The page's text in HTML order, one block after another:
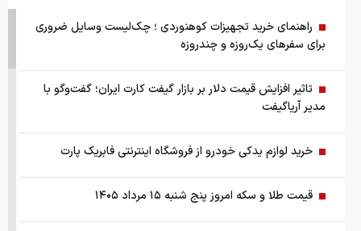
راهنمای خرید تجهیزات کوهنوردی ؛ چک‌لیست وسایل ضروری
برای سفرهای یک‌روزه و چندروزه
تاثیر افزایش قیمت دلار بر بازار گیفت کارت ایران؛ گفت‌وگو با
مدیر آریاگیفت
خرید لوازم یدکی خودرو از فروشگاه اینترنتی فابریک پارت
قیمت طلا و سکه امروز پنج شنبه ۱۵ مرداد ۱۴۰۵